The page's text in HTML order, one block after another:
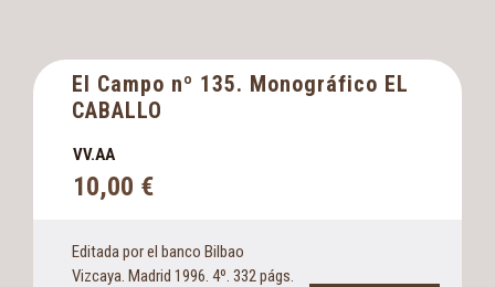
El Campo nº 135. Monográfico EL
CABALLO
VV.AA
10,00 €
Editada por el banco Bilbao
Vizcaya. Madrid 1996. 4º. 332 págs.